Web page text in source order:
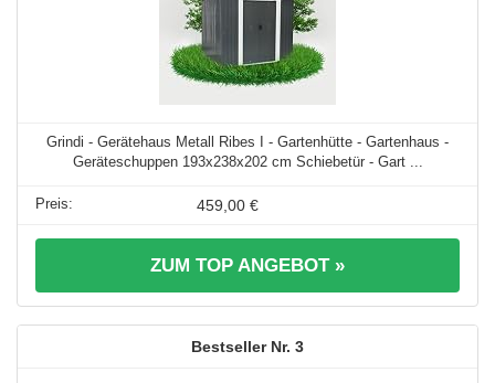
Grindi - Gerätehaus Metall Ribes I - Gartenhütte - Gartenhaus -
Geräteschuppen 193x238x202 cm Schiebetür - Gart ...
459,00 €
ZUM TOP ANGEBOT »
3